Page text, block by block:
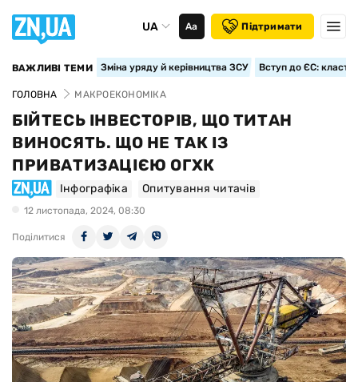
UA Аа Підтримати
ВАЖЛИВІ ТЕМИ Зміна уряду й керівництва ЗСУ Вступ до ЄС:
ГОЛОВНА МАКРОЕКОНОМІКА
БІЙТЕСЬ ІНВЕСТОРІВ, ЩО ТИТАН
ВИНОСЯТЬ. ЩО НЕ ТАК ІЗ
ПРИВАТИЗАЦІЄЮ ОГХК
Інфографіка Опитування читачів
12 листопада, 2024, 08:30
Поділитися